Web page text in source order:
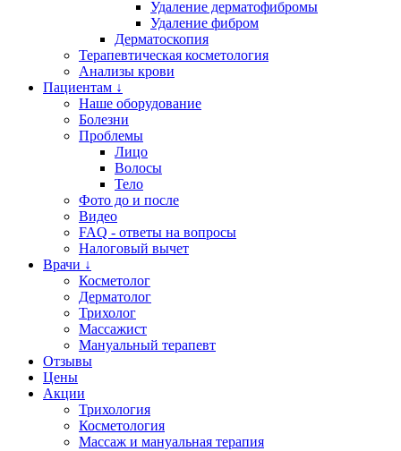
Удаление дерматофибромы
Удаление фибром
Дерматоскопия
Терапевтическая косметология
Анализы крови
Пациентам ↓
Наше оборудование
Болезни
Проблемы
Лицо
Волосы
Тело
Фото до и после
Видео
FAQ - ответы на вопросы
Налоговый вычет
Врачи ↓
Косметолог
Дерматолог
Трихолог
Массажист
Мануальный терапевт
Отзывы
Цены
Акции
Трихология
Косметология
Массаж и мануальная терапия